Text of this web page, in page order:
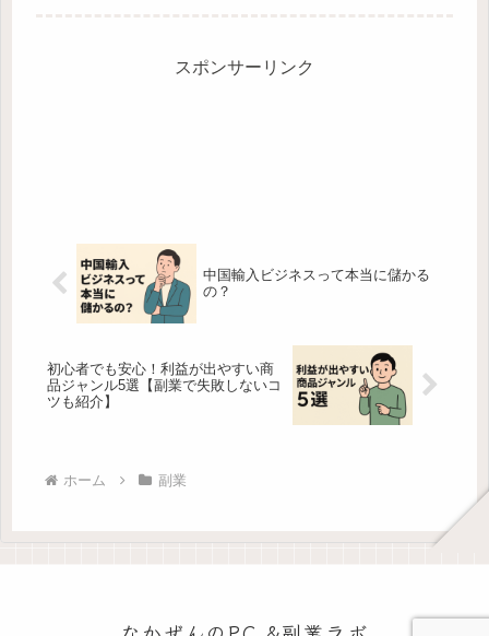
スポンサーリンク
中国輸入ビジネスって本当に儲かる
の？
初心者でも安心！利益が出やすい商
品ジャンル5選【副業で失敗しないコ
ツも紹介】
ホーム 副業